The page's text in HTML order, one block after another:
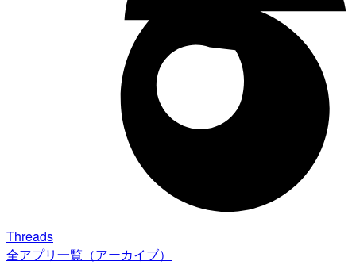
Threads
全アプリ一覧（アーカイブ）